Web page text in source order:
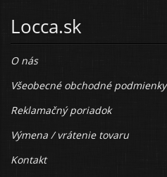
Locca.sk
O nás
Všeobecné obchodné podmienky
Reklamačný poriadok
Výmena / vrátenie tovaru
Kontakt